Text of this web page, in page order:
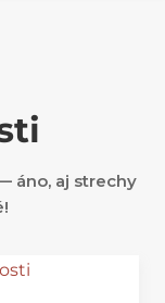
áno, aj strechy